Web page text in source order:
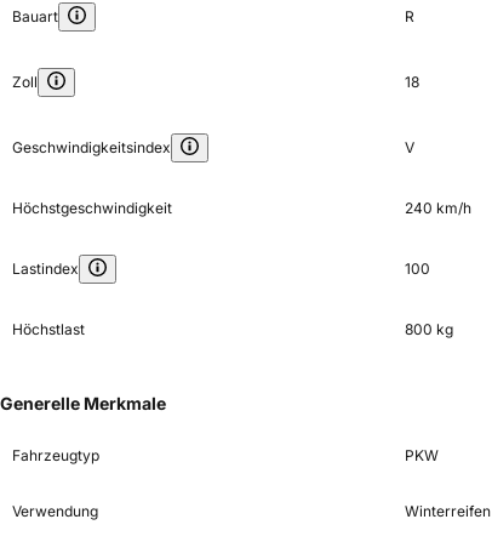
Bauart R
Zoll 18
Geschwindigkeitsindex V
Höchstgeschwindigkeit 240 km/h
Lastindex 100
Höchstlast 800 kg
Generelle Merkmale
Fahrzeugtyp PKW
Verwendung Winterreifen